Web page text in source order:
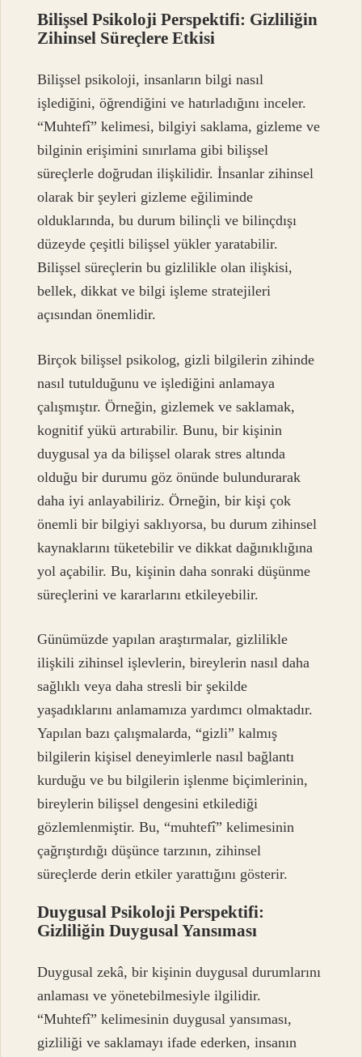
Bilişsel Psikoloji Perspektifi: Gizliliğin
Zihinsel Süreçlere Etkisi
Bilişsel psikoloji, insanların bilgi nasıl
işlediğini, öğrendiğini ve hatırladığını inceler.
“Muhtefî” kelimesi, bilgiyi saklama, gizleme ve
bilginin erişimini sınırlama gibi bilişsel
süreçlerle doğrudan ilişkilidir. İnsanlar zihinsel
olarak bir şeyleri gizleme eğiliminde
olduklarında, bu durum bilinçli ve bilinçdışı
düzeyde çeşitli bilişsel yükler yaratabilir.
Bilişsel süreçlerin bu gizlilikle olan ilişkisi,
bellek, dikkat ve bilgi işleme stratejileri
açısından önemlidir.
Birçok bilişsel psikolog, gizli bilgilerin zihinde
nasıl tutulduğunu ve işlediğini anlamaya
çalışmıştır. Örneğin, gizlemek ve saklamak,
kognitif yükü artırabilir. Bunu, bir kişinin
duygusal ya da bilişsel olarak stres altında
olduğu bir durumu göz önünde bulundurarak
daha iyi anlayabiliriz. Örneğin, bir kişi çok
önemli bir bilgiyi saklıyorsa, bu durum zihinsel
kaynaklarını tüketebilir ve dikkat dağınıklığına
yol açabilir. Bu, kişinin daha sonraki düşünme
süreçlerini ve kararlarını etkileyebilir.
Günümüzde yapılan araştırmalar, gizlilikle
ilişkili zihinsel işlevlerin, bireylerin nasıl daha
sağlıklı veya daha stresli bir şekilde
yaşadıklarını anlamamıza yardımcı olmaktadır.
Yapılan bazı çalışmalarda, “gizli” kalmış
bilgilerin kişisel deneyimlerle nasıl bağlantı
kurduğu ve bu bilgilerin işlenme biçimlerinin,
bireylerin bilişsel dengesini etkilediği
gözlemlenmiştir. Bu, “muhtefî” kelimesinin
çağrıştırdığı düşünce tarzının, zihinsel
süreçlerde derin etkiler yarattığını gösterir.
Duygusal Psikoloji Perspektifi:
Gizliliğin Duygusal Yansıması
Duygusal zekâ, bir kişinin duygusal durumlarını
anlaması ve yönetebilmesiyle ilgilidir.
“Muhtefî” kelimesinin duygusal yansıması,
gizliliği ve saklamayı ifade ederken, insanın